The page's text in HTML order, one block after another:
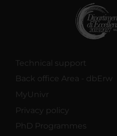
Technical support
Back office Area - dbErw
MyUnivr
Privacy policy
PhD Programmes